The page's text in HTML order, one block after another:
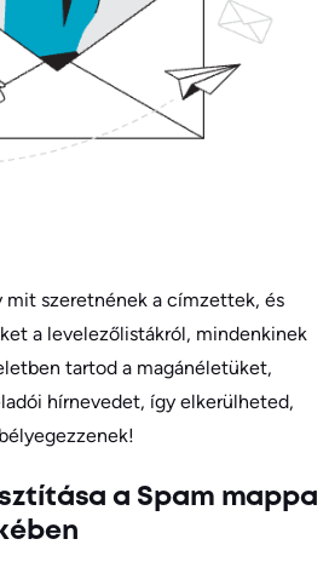
mit szeretnének a címzettek, és
a levelezőlistákról, mindenkinek
tartod a magánéletüket,
hírnevedet, így elkerülheted,
a Spam mappa